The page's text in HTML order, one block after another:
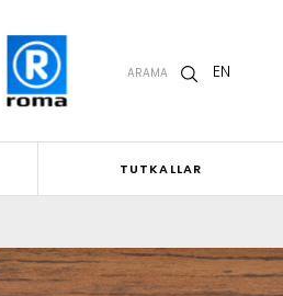
ARAMA EN
TUTKALLAR